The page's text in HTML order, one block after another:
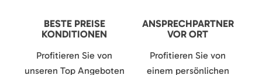
BESTE PREISE
KONDITIONEN
Profitieren Sie von
unseren Top Angeboten
ANSPRECHPARTNER
VOR ORT
Profitieren Sie von
einem persönlichen